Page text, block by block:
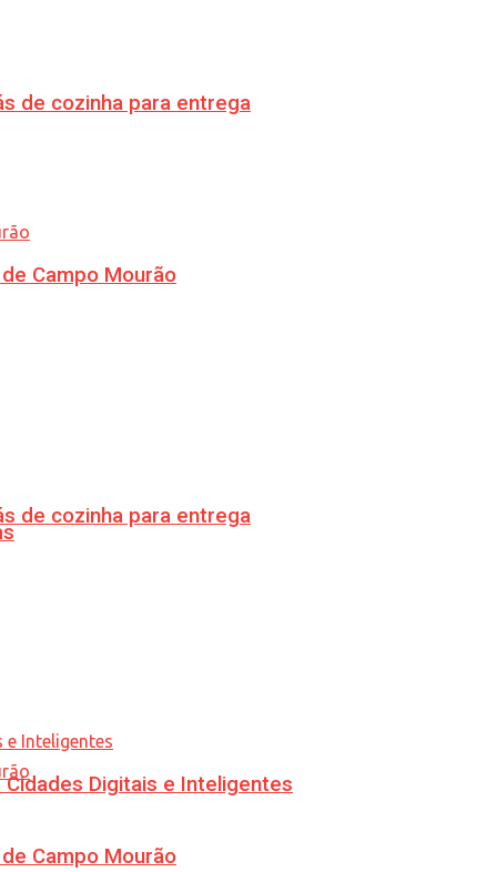
de cozinha para entrega
Campo Mourão
de cozinha para entrega
Campo Mourão
Digitais e Inteligentes